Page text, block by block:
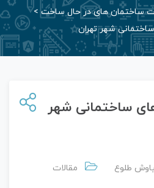
>
شهر تهران
ساختمانی شهر
طلوع مقالات